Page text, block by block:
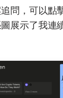
問，可以點
展示了我連